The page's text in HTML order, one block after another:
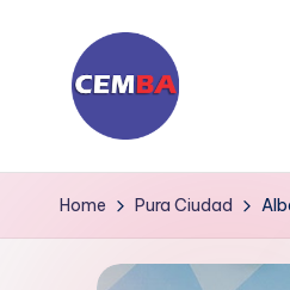
D
i
Home Pura Ciudad